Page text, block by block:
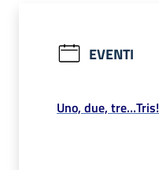
EVENTI
Uno, due, tre…Tris!